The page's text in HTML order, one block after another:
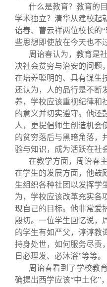
什么是教育？教育的
学术独立？清华从建校起
诒春、曹云祥两位校长的
些思想即使放在今天也不
周诒春认为，教育是
决社会贫穷与治安的问题
在培养聪明的、具有谋生
还认为，人的品行是不断
养，学校应该重视纪律和
的意义并切实遵守。他还
人，更提倡师生创造机会
的贫穷落后与黑暗角落，
验与知识，成为活跃在社
在教学方面，周诒春
在学生的发展方面，他鼓
生组织各种社团以发挥学
为，学校应该改革充实各
现自己的目标。他非常爱
殷切。一位学生回忆说，
的学生有如严父，谆谆教
持身处世，如何服务尽责
日必理发、必沐浴”等等。
周诒春看到了学校教
确提出西学应该“中土化”